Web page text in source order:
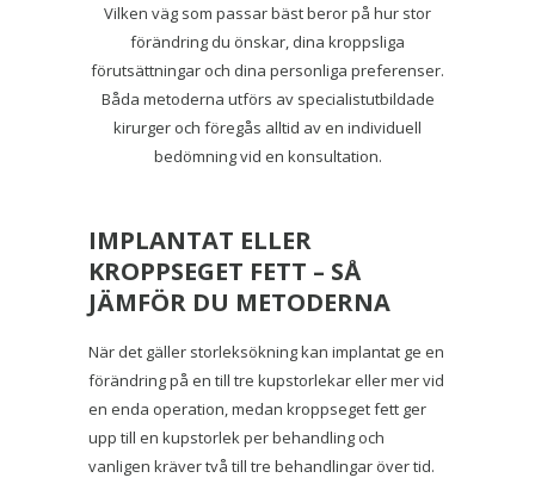
Vilken väg som passar bäst beror på hur stor
förändring du önskar, dina kroppsliga
förutsättningar och dina personliga preferenser.
Båda metoderna utförs av specialistutbildade
kirurger och föregås alltid av en individuell
bedömning vid en konsultation.
IMPLANTAT ELLER
KROPPSEGET FETT – SÅ
JÄMFÖR DU METODERNA
När det gäller storleksökning kan implantat ge en
förändring på en till tre kupstorlekar eller mer vid
en enda operation, medan kroppseget fett ger
upp till en kupstorlek per behandling och
vanligen kräver två till tre behandlingar över tid.